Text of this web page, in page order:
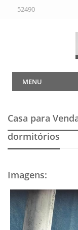
52490
MENU
Casa para
dormitórios
Imagens: